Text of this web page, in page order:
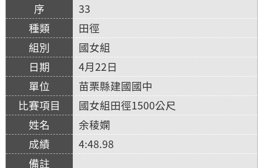
33
田徑
國女組
4月22日
苗栗縣建國國中
國女組田徑1500公尺
余稜嫻
4:48.98